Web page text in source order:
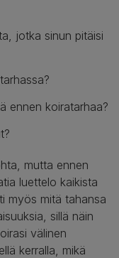
jotka sinun pitäisi
ennen koiratarhaa?
mutta ennen
luettelo kaikista
myös mitä tahansa
sillä näin
välinen
kerralla, mikä